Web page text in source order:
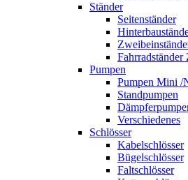
Ständer
Seitenständer
Fahrradständer
Pumpen
Pumpen Mini /
Standpumpen
Verschiedenes
Schlösser
Kabelschlösser
Bügelschlösser
Faltschlösser